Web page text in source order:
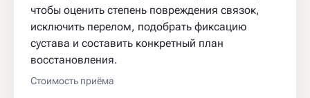
чтобы оценить степень повреждения связок,
исключить перелом, подобрать фиксацию
сустава и составить конкретный план
восстановления.
Стоимость приёма